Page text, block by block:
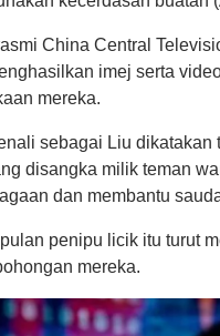
China Central
imej serta
mereka.
sebagai Liu
disangka milik teman
dan membantu
penipu licik itu turut
mereka.